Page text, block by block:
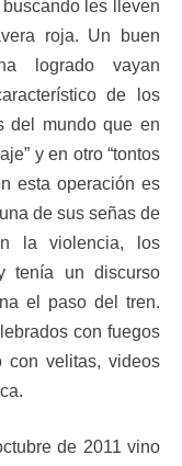
les lleven
roja. Un buen
logrado vayan
de los
del mundo que en
y en otro “tontos
esta operación es
de sus señas de
la violencia, los
tenía un discurso
el paso del tren.
con fuegos
con velitas, videos
de 2011 vino